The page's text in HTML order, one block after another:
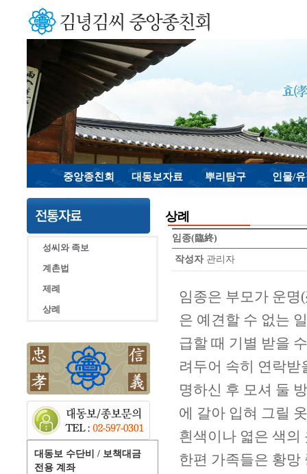
중앙종친회 대동보자료 뿌리탐구 인물/
성씨와 족보
계촌법
제례
상례
대동보 수단비 / 보책대금
전용 계좌
상례
임종(臨終)
작성자 관리자
임종은 부모가 운명
은 예견할 수 없는
급할 때 기별 받을
려두어 속히 연락받
명하신 후 모셔 둘
에 갈아 입혀 그릴
흰색이나 엷은 색의
한편 가족들은 황망